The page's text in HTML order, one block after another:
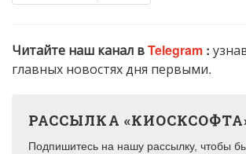
Читайте наш канал вTelegram :
главных новостях дня первыми.
РАССЫЛКА
Подпишитесь на нашу рассылку, чтобы